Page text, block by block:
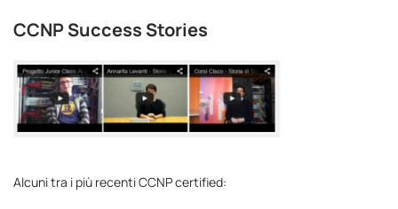
CCNP Success Stories
Alcuni tra i più recenti CCNP certified: